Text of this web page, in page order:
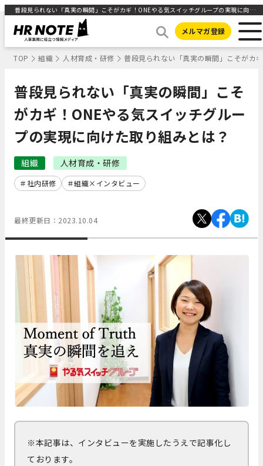
普段見られない「真実の瞬間」こそがカギ！ONEやる気スイッチグループの実現に向けた取り組みとは？ | 人事部から企業成長を応援するメディアHR NOTE
メルマガ登録
TOP 組織 人材育成・研修 普段見られない「真実の瞬間」こそがカ
普段見られない「真実の瞬間」こそ
がカギ！ONEやる気スイッチグルー
プの実現に向けた取り組みとは？
組織 人材育成・研修
社内研修 組織×インタビュー
最終更新日： 2023.10.04
※本記事は、インタビューを実施したうえで記事化し
ております。